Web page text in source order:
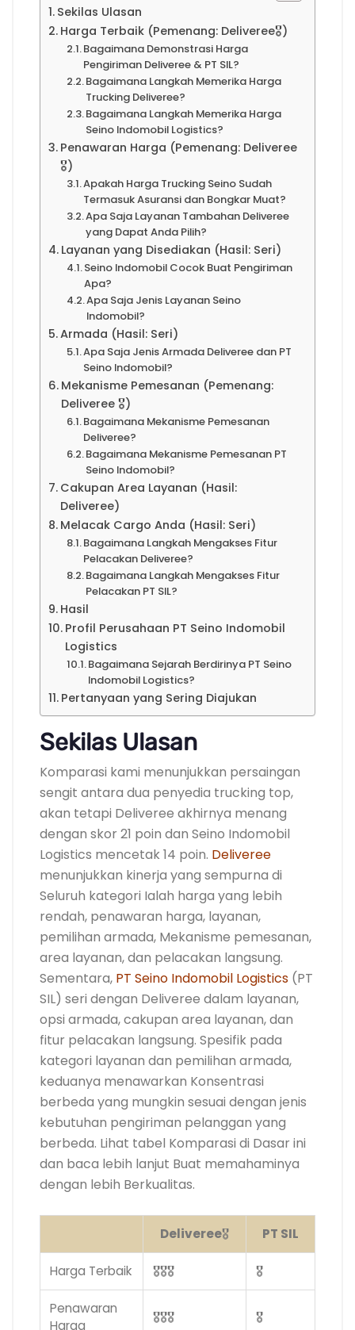
Sekilas Ulasan
Harga Terbaik (Pemenang: Deliveree🎖️)
Bagaimana Demonstrasi Harga
Pengiriman Deliveree & PT SIL?
Bagaimana Langkah Memerika Harga
Trucking Deliveree?
Bagaimana Langkah Memerika Harga
Seino Indomobil Logistics?
Penawaran Harga (Pemenang: Deliveree
🎖️)
Apakah Harga Trucking Seino Sudah
Termasuk Asuransi dan Bongkar Muat?
Apa Saja Layanan Tambahan Deliveree
yang Dapat Anda Pilih?
Layanan yang Disediakan (Hasil: Seri)
Seino Indomobil Cocok Buat Pengiriman
Apa?
Apa Saja Jenis Layanan Seino
Indomobil?
Armada (Hasil: Seri)
Apa Saja Jenis Armada Deliveree dan PT
Seino Indomobil?
Mekanisme Pemesanan (Pemenang:
Deliveree 🎖️)
Bagaimana Mekanisme Pemesanan
Deliveree?
Bagaimana Mekanisme Pemesanan PT
Seino Indomobil?
Cakupan Area Layanan (Hasil:
Deliveree)
Melacak Cargo Anda (Hasil: Seri)
Bagaimana Langkah Mengakses Fitur
Pelacakan Deliveree?
Bagaimana Langkah Mengakses Fitur
Pelacakan PT SIL?
Hasil
Profil Perusahaan PT Seino Indomobil
Logistics
Bagaimana Sejarah Berdirinya PT Seino
Indomobil Logistics?
Pertanyaan yang Sering Diajukan
Sekilas Ulasan
Komparasi kami menunjukkan persaingan
sengit antara dua penyedia trucking top,
akan tetapi Deliveree akhirnya menang
dengan skor 21 poin dan Seino Indomobil
Logistics mencetak 14 poin. Deliveree
menunjukkan kinerja yang sempurna di
Seluruh kategori Ialah harga yang lebih
rendah, penawaran harga, layanan,
pemilihan armada, Mekanisme pemesanan,
area layanan, dan pelacakan langsung.
Sementara, PT Seino Indomobil Logistics (PT
SIL) seri dengan Deliveree dalam layanan,
opsi armada, cakupan area layanan, dan
fitur pelacakan langsung. Spesifik pada
kategori layanan dan pemilihan armada,
keduanya menawarkan Konsentrasi
berbeda yang mungkin sesuai dengan jenis
kebutuhan pengiriman pelanggan yang
berbeda. Lihat tabel Komparasi di Dasar ini
dan baca lebih lanjut Buat memahaminya
dengan lebih Berkualitas.
Deliveree🎖️ PT SIL
Harga Terbaik 🎖️🎖️🎖️ 🎖️
Penawaran
Harga
🎖️🎖️🎖️ 🎖️